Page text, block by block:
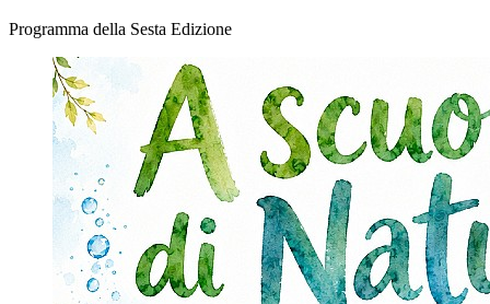
Programma della Sesta Edizione